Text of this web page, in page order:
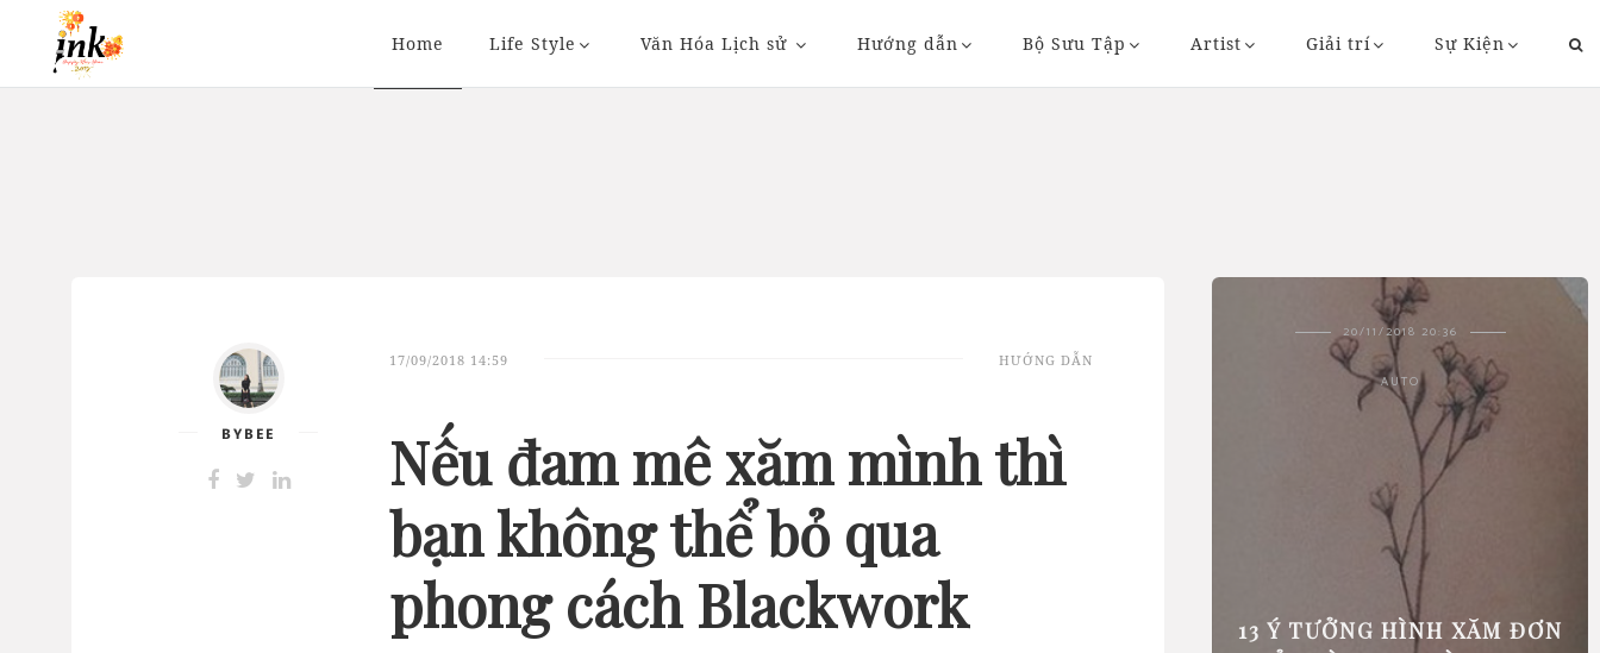
Home Life Style Văn Hóa Lịch sử Hướng dẫn Bộ Sưu Tập Artist Giải trí Sự Kiện
BYBEE
17/09/2018 14:59 HƯỚNG DẪN
Nếu đam mê xăm mình thì
bạn không thể bỏ qua
phong cách Blackwork
13 Ý TƯỞNG HÌNH XĂM ĐƠN
NHỮNG HÌNH XĂM PHẢI ĐI
20/11/2018 20:36
AUTO
13 Ý TƯỞNG HÌNH XĂM ĐƠN